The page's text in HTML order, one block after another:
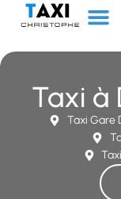
Taxi à
Taxi Gare